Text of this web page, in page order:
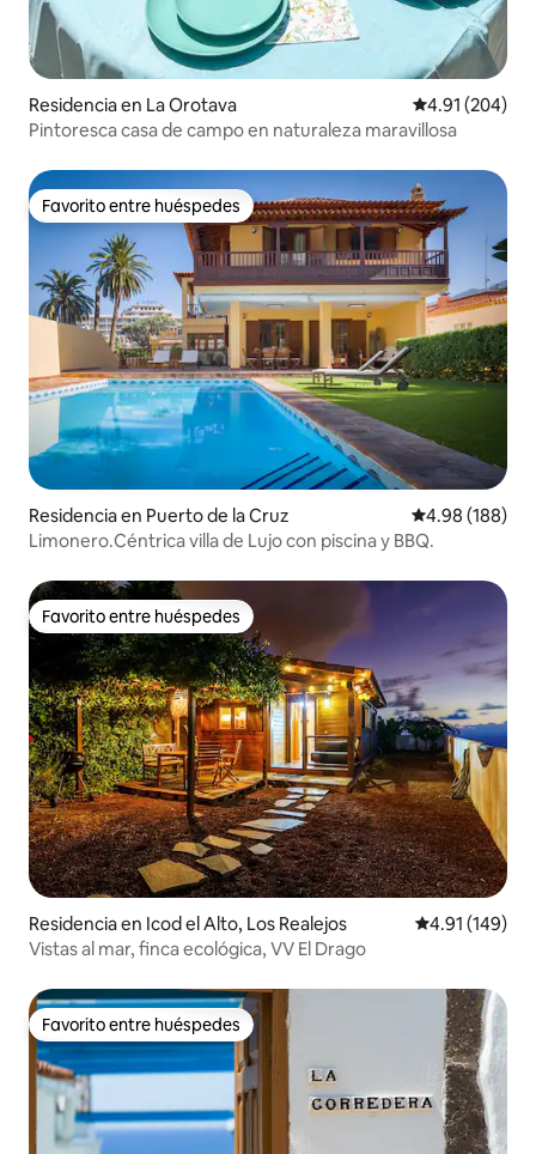
Residencia en La Orotava Calificación
4.91 (204)
Pintoresca casa de campo en naturaleza maravillosa
Favorito entre huéspedes
Favorito entre huéspedes
Residencia en Puerto de la Cruz Calificación
4.98 (188)
Limonero.Céntrica villa de Lujo con piscina y BBQ.
Favorito entre huéspedes
Favorito entre huéspedes
Residencia en Icod el Alto, Los Realejos Calificación
4.91 (149)
Vistas al mar, finca ecológica, VV El Drago
Favorito entre huéspedes
Favorito entre huéspedes